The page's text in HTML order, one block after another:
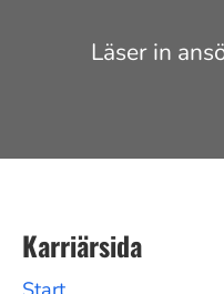
Läser in
Karriärsida